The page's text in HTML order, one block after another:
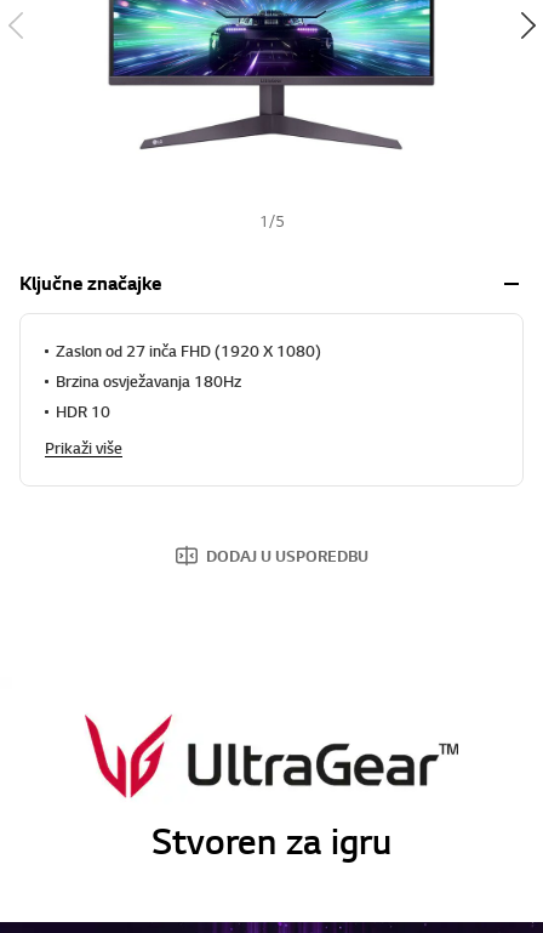
1 /5
Ključne značajke
Zaslon od 27 inča FHD (1920 X 1080)
Brzina osvježavanja 180Hz
HDR 10
Prikaži više
DODAJ U USPOREDBU
Stvoren za igru